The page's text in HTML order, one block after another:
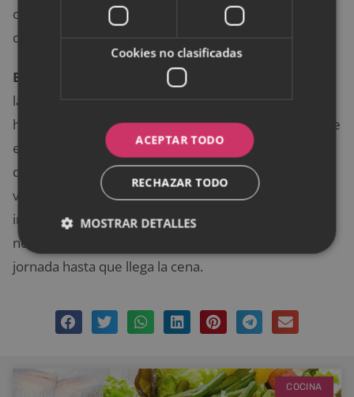
obtienes los beneficios nutricionales de los vegetales
de hojas verdes.
Estas recetas son perfectas como meriendas.
las 6 de la tarde sientes el peso del día sobre tus
hombros y necesitas algo para que te sientas lleno de
energía nuevamente. La mayoría de la gente piensa
que los batidos son comida para la mañana, aunque
vienen mejor como merienda porque
inmediatamente te dan el aumento de energía que
necesitas y te ayudan a acabar lo que queda de
jornada hasta que llega la cena.
COCINA
Cookies no clasificadas
ACEPTAR TODO
RECHAZAR TODO
MOSTRAR DETALLES